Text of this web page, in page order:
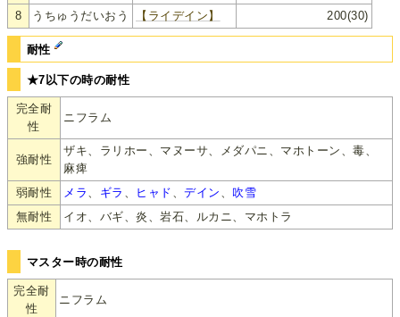
8
うちゅうだいおう 【ライデイン】 200(30)
耐性
★7以下の時の耐性
完全耐
性
ニフラム
強耐性
ザキ、ラリホー、マヌーサ、メダパニ、マホトーン、毒、
麻痺
弱耐性
メラ 、 ギラ 、 ヒャド 、デイン 、 吹雪
無耐性
イオ、バギ、炎、岩石、ルカニ、マホトラ
マスター時の耐性
完全耐
性
ニフラム